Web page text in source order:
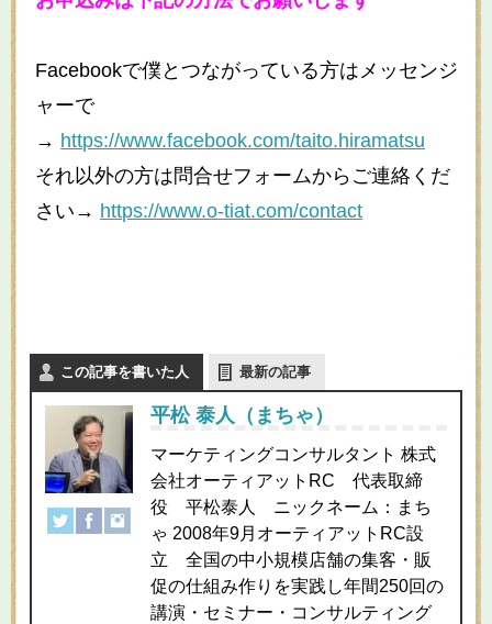
Facebookで僕とつながっている方はメッセンジ
ャーで
→ https://www.facebook.com/taito.hiramatsu
それ以外の方は問合せフォームからご連絡くだ
さい → https://www.o-tiat.com/contact
この記事を書いた人 最新の記事
平松 泰人（まちゃ）
マーケティングコンサルタント 株式
会社オーティアットRC 代表取締
役 平松泰人 ニックネーム：まち
ゃ 2008年9月オーティアットRC設
立 全国の中小規模店舗の集客・販
促の仕組み作りを実践し年間250回の
講演・セミナー・コンサルティング